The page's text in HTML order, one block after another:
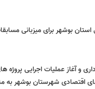
استان بوشهر برای میزبانی
و آغاز عملیات اجرایی پروژه
اقتصادی شهرستان بوشهر به